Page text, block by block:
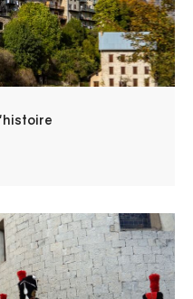
fanfare et de la Bravade
rythment la vie du
du pont,